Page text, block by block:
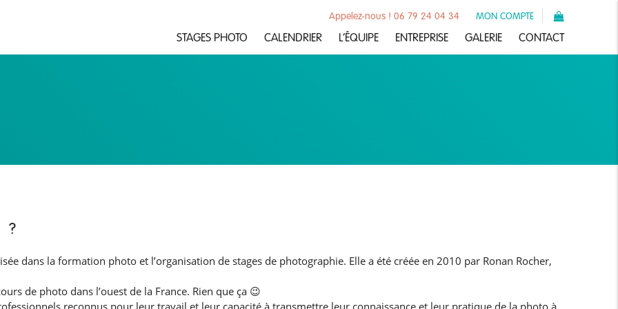
Appelez-nous ! 06 79 24 04 34 MON COMPTE
STAGES PHOTO CALENDRIER L’ÉQUIPE ENTREPRISE GALERIE CONTACT
?
dans la formation photo et l’organisation de stages de photographie. Elle a été créée en 2010 par Ronan Rocher,
de photo dans l’ouest de la France. Rien que ça 😉
reconnus pour leur travail et leur capacité à transmettre leur connaissance et leur pratique de la photo à